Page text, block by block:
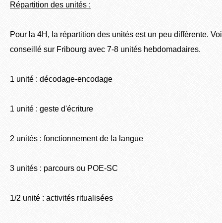
Répartition des unités :
Pour la 4H, la répartition des unités est un peu différente.
conseillé sur Fribourg avec 7-8 unités hebdomadaires.
1 unité : décodage-encodage
1 unité : geste d'écriture
2 unités : fonctionnement de la langue
3 unités : parcours ou POE-SC
1/2 unité : activités ritualisées